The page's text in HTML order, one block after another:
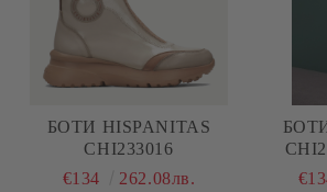
БОТИ HISPANITAS
CHI233016
€134 262.08лв.